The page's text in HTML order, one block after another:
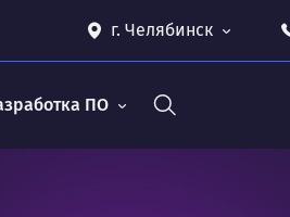
г. Челябинск
ПО